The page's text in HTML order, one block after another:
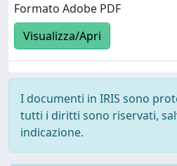
Formato Adobe PDF
Visualizza/Apri
I documenti in IRIS sono
tutti i diritti sono riservati,
indicazione.